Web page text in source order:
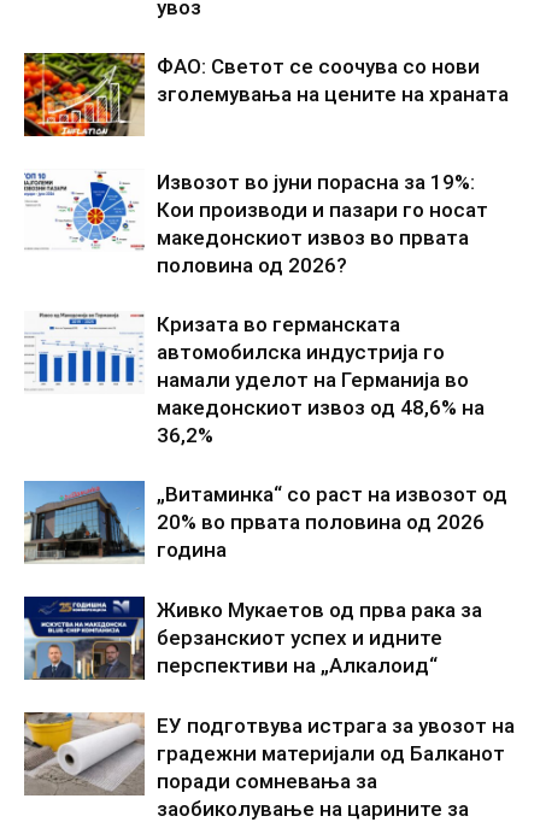
увоз
ФАО: Светот се соочува со нови
зголемувања на цените на храната
Извозот во јуни порасна за 19%:
Кои производи и пазари го носат
македонскиот извоз во првата
половина од 2026?
Кризата во германската
автомобилска индустрија го
намали уделот на Германија во
македонскиот извоз од 48,6% на
36,2%
„Витаминка“ со раст на извозот од
20% во првата половина од 2026
година
Живко Мукаетов од прва рака за
берзанскиот успех и идните
перспективи на „Алкалоид“
ЕУ подготвува истрага за увозот на
градежни материјали од Балканот
поради сомневања за
заобиколување на царините за